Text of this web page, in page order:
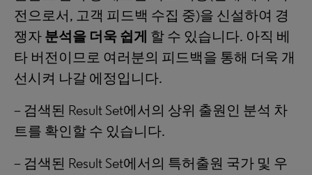
전으로서, 고객 피드백 수집 중)을 신설하여 경
쟁자 분석을 더욱 쉽게 할 수 있습니다. 아직 베
타 버전이므로 여러분의 피드백을 통해 더욱 개
선시켜 나갈 에정입니다.
– 검색된 Result Set에서의 상위 출원인 분석 차
트를 확인할 수 있습니다.
– 검색된 Result Set에서의 특허출원 국가 및 우